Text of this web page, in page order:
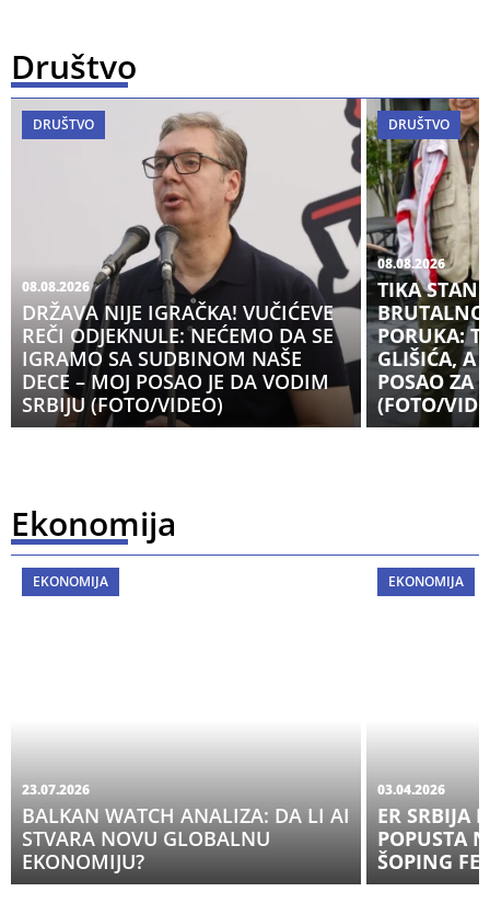
Društvo
DRUŠTVO
08.08.2026
DRŽAVA NIJE IGRAČKA! VUČIĆEVE
REČI ODJEKNULE: NEĆEMO DA SE
IGRAMO SA SUDBINOM NAŠE
DECE – MOJ POSAO JE DA VODIM
SRBIJU (FOTO/VIDEO)
DRUŠTVO
08.08.2026
TIKA
PORUKA:
GLIŠIĆA, A
POSAO ZA
(FOTO/
Ekonomija
EKONOMIJA
23.07.2026
BALKAN WATCH ANALIZA: DA LI AI
STVARA NOVU GLOBALNU
EKONOMIJU?
EKONOMIJA
03.04.2026
ER SRBIJA
POPUSTA
ŠOPING